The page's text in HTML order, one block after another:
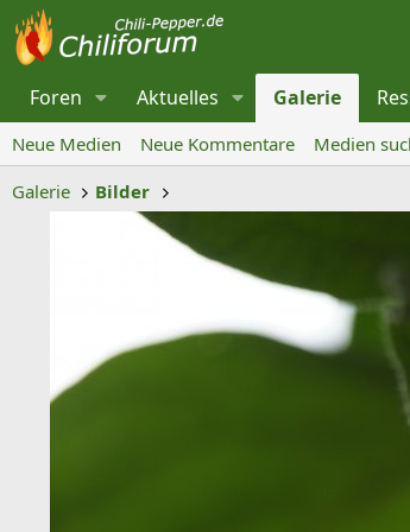
Foren Aktuelles Galerie
Neue Medien Neue Kommentare
Medien
Galerie
Bilder